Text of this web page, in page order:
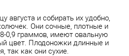
августа и собирать их удобно,
Они сочные, плотные и
0,9 граммов, имеют овальную
цвет. Плодоножки длинные и
так как они сухие.